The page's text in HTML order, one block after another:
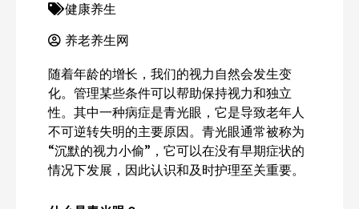
健康养生
养老养生网
随着年龄的增长，我们的视力自然会发生变
化。管理某些条件可以帮助保持视力和独立
性。其中一种病症是青光眼，它是导致老年人
不可逆转失明的主要原因。青光眼通常被称为
“沉默的视力小偷”，它可以在没有早期症状的
情况下发展，因此认识和及时护理至关重要。